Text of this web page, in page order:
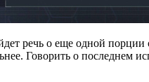
речь о еще одной
Говорить о последнем